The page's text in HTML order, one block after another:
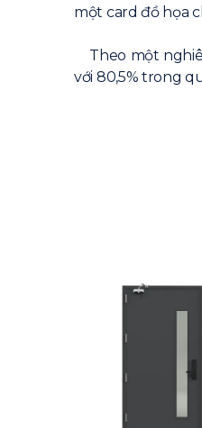
một card đồ họa
Theo một
với 80,5% trong